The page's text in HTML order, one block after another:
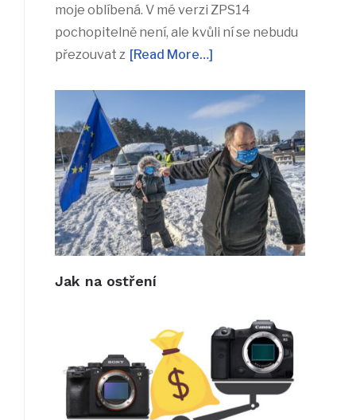
moje oblíbená. V mé verzi ZPS14
pochopitelně není, ale kvůli ní se nebudu
přezouvat z [Read More…]
Jak na ostření